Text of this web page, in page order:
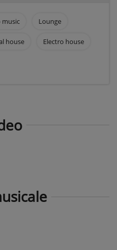
music Lounge
house Electro house